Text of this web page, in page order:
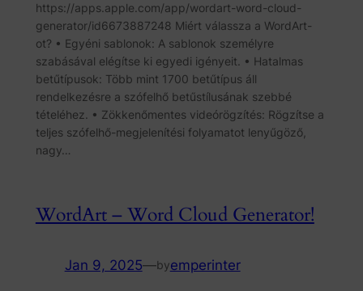
https://apps.apple.com/app/wordart-word-cloud-
generator/id6673887248 Miért válassza a WordArt-
ot? • Egyéni sablonok: A sablonok személyre
szabásával elégítse ki egyedi igényeit. • Hatalmas
betűtípusok: Több mint 1700 betűtípus áll
rendelkezésre a szófelhő betűstílusának szebbé
tételéhez. • Zökkenőmentes videórögzítés: Rögzítse a
teljes szófelhő-megjelenítési folyamatot lenyűgöző,
nagy…
WordArt – Word Cloud Generator!
Jan 9, 2025—byemperinter